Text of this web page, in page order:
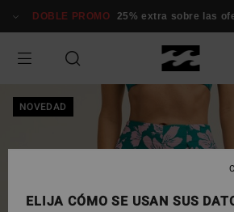
información
DOBLE PROMO 25% extra sobre las
NOVEDAD
ELIJA CÓMO SE USAN SUS